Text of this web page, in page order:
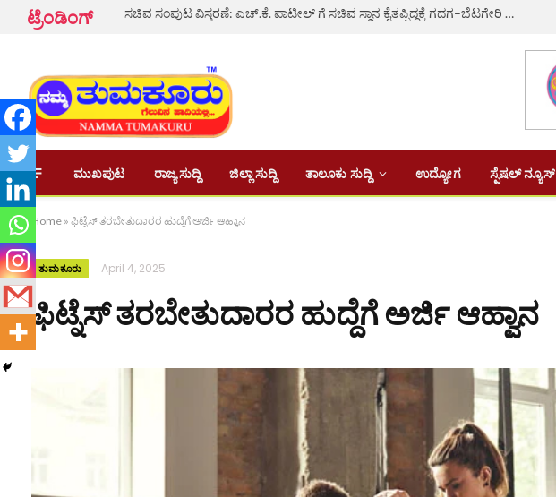
ಟ್ರೆಂಡಿಂಗ್ ಸಚಿವ ಸಂಪುಟ ವಿಸ್ತರಣೆ: ಎಚ್.ಕೆ. ಪಾಟೀಲ್ ಗೆ ಸಚಿವ ಸ್ಥಾನ ಕೈತಪ್ಪಿದ್ದಕ್ಕೆ ಗದಗ–ಬೆಟಗೇರಿ ನಗರಸಭೆಯ 22 ಸದಸ್ಯರ ಸಾಮೂಹಿಕ ರಾಜೀನಾಮೆ
ಮುಖಪುಟ ರಾಜ್ಯ ಸುದ್ದಿ ಜಿಲ್ಲಾ ಸುದ್ದಿ ತಾಲೂಕು ಸುದ್ದಿ ಉದ್ಯೋಗ ಸ್ಪೆಷಲ್ ನ್ಯೂಸ್
Home » ಫಿಟ್ನೆಸ್ ತರಬೇತುದಾರರ ಹುದ್ದೆಗೆ ಅರ್ಜಿ ಆಹ್ವಾನ
ತುಮಕೂರು April 4, 2025
ಫಿಟ್ನೆಸ್ ತರಬೇತುದಾರರ ಹುದ್ದೆಗೆ ಅರ್ಜಿ ಆಹ್ವಾನ